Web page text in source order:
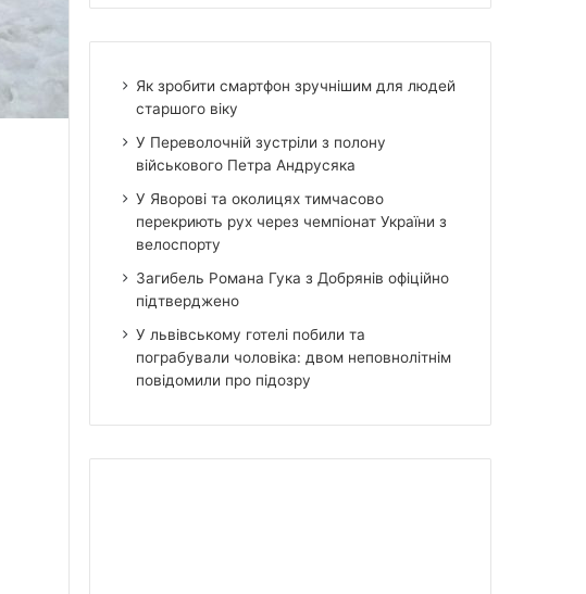
Як зробити смартфон зручнішим для людей
старшого віку
У Переволочній зустріли з полону
військового Петра Андрусяка
У Яворові та околицях тимчасово
перекриють рух через чемпіонат України з
велоспорту
Загибель Романа Гука з Добрянів офіційно
підтверджено
У львівському готелі побили та
пограбували чоловіка: двом неповнолітнім
повідомили про підозру